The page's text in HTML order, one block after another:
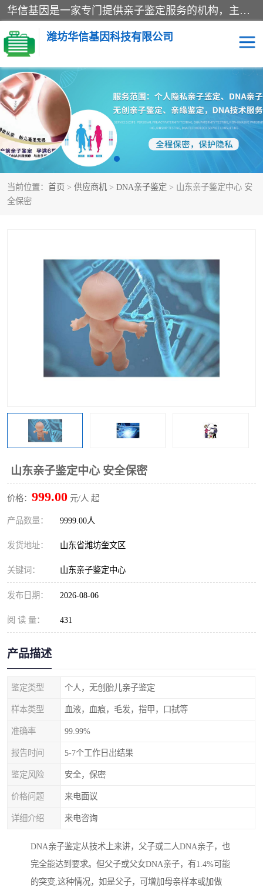
华信基因是一家专门提供亲子鉴定服务的机构，主要业务：济南亲子鉴定、临沂亲子鉴定、菏泽亲子鉴定、淄博亲子鉴定、青岛亲子鉴定、日照亲子鉴定、临朐亲子鉴定、寿光亲子鉴定等，联合广州、上海、北京、深圳、杭州、武汉、成都、合肥、贵阳、沈阳等地区有法医物证鉴定机构及基因检测公司，为国内外客户提供便捷的DNA鉴定服务。
潍坊华信基因科技有限公司
当前位置： 首页 > 供应商机 > DNA亲子鉴定 > 山东亲子鉴定中心 安
全保密
山东亲子鉴定中心 安全保密
价格： 999.00 元/人 起
产品数量： 9999.00人
发货地址： 山东省潍坊奎文区
关键词： 山东亲子鉴定中心
发布日期： 2026-08-06
阅 读 量： 431
产品描述
鉴定类型 个人，无创胎儿亲子鉴定
样本类型 血液，血痕，毛发，指甲，口拭等
准确率 99.99%
报告时间 5-7个工作日出结果
鉴定风险 安全，保密
价格问题 来电面议
详细介绍 来电咨询
DNA亲子鉴定从技术上来讲，父子或二人DNA亲子，也
完全能达到要求。但父子或父女DNA亲子，有1.4%可能
的突变,这种情况，如是父子，可增加母亲样本或加做
亲子鉴定 DNA亲子鉴定
隐私亲子鉴定 无创亲子鉴定
孕期亲子鉴定